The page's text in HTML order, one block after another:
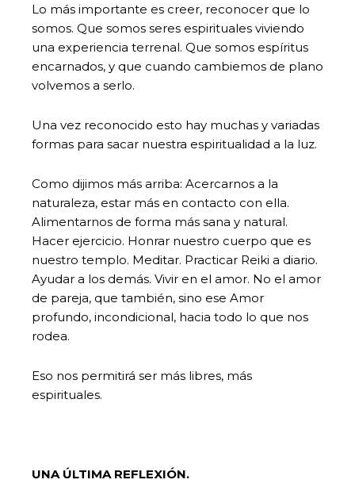
Lo más importante es creer, reconocer que lo
somos. Que somos seres espirituales viviendo
una experiencia terrenal. Que somos espíritus
encarnados, y que cuando cambiemos de plano
volvemos a serlo.
Una vez reconocido esto hay muchas y variadas
formas para sacar nuestra espiritualidad a la luz.
Como dijimos más arriba: Acercarnos a la
naturaleza, estar más en contacto con ella.
Alimentarnos de forma más sana y natural.
Hacer ejercicio. Honrar nuestro cuerpo que es
nuestro templo. Meditar. Practicar Reiki a diario.
Ayudar a los demás. Vivir en el amor. No el amor
de pareja, que también, sino ese Amor
profundo, incondicional, hacia todo lo que nos
rodea.
Eso nos permitirá ser más libres, más
espirituales.
UNA ÚLTIMA REFLEXIÓN.